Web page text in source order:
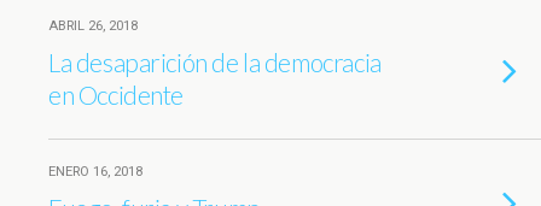
ABRIL 26, 2018
La desaparición de la democracia
en Occidente
ENERO 16, 2018